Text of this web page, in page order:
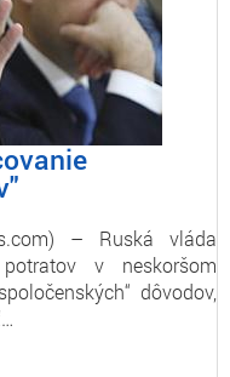
– Ruská vláda
v neskoršom
dôvodov,